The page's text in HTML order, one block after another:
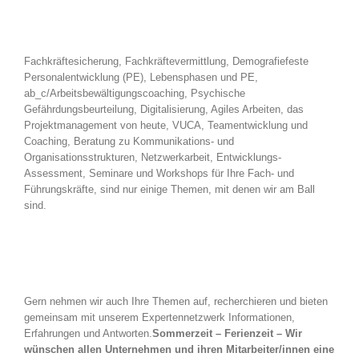
Fachkräftesicherung, Fachkräftevermittlung, Demografiefeste
Personalentwicklung (PE), Lebensphasen und PE,
ab_c/Arbeitsbewältigungscoaching, Psychische
Gefährdungsbeurteilung, Digitalisierung, Agiles Arbeiten, das
Projektmanagement von heute, VUCA, Teamentwicklung und
Coaching, Beratung zu Kommunikations- und
Organisationsstrukturen, Netzwerkarbeit, Entwicklungs-
Assessment, Seminare und Workshops für Ihre Fach- und
Führungskräfte, sind nur einige Themen, mit denen wir am Ball
sind.
Gern nehmen wir auch Ihre Themen auf, recherchieren und bieten
gemeinsam mit unserem Expertennetzwerk Informationen,
Erfahrungen und Antworten.Sommerzeit – Ferienzeit – Wir
wünschen allen Unternehmen und ihren Mitarbeiter/innen eine